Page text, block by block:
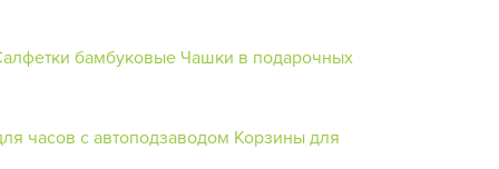
бамбуковые Чашки в подарочных
часов с автоподзаводом Корзины для